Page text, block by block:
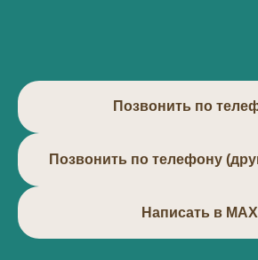
Позвонить по
Позвонить по телефону
Написать в МАХ